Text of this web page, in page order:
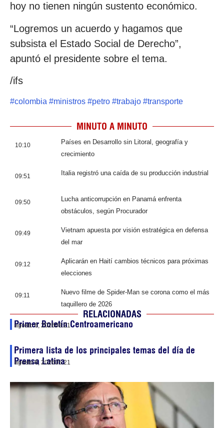
hoy no tienen ningún sustento económico.
“Logremos un acuerdo y hagamos que
subsista el Estado Social de Derecho”,
apuntó el presidente sobre el tema.
/ifs
#colombia #ministros #petro #trabajo #transporte
MINUTO A MINUTO
10:10
Países en Desarrollo sin Litoral, geografía y
crecimiento
09:51 Italia registró una caída de su producción industrial
09:50
Lucha anticorrupción en Panamá enfrenta
obstáculos, según Procurador
09:49
Vietnam apuesta por visión estratégica en defensa
del mar
09:12
Aplicarán en Haití cambios técnicos para próximas
elecciones
09:11
Nuevo filme de Spider-Man se corona como el más
taquillero de 2026
RELACIONADAS
Primer Boletín Centroamericano
agosto 6, 202608:21
Primera lista de los principales temas del día de
Prensa Latina
agosto 6, 202605:21